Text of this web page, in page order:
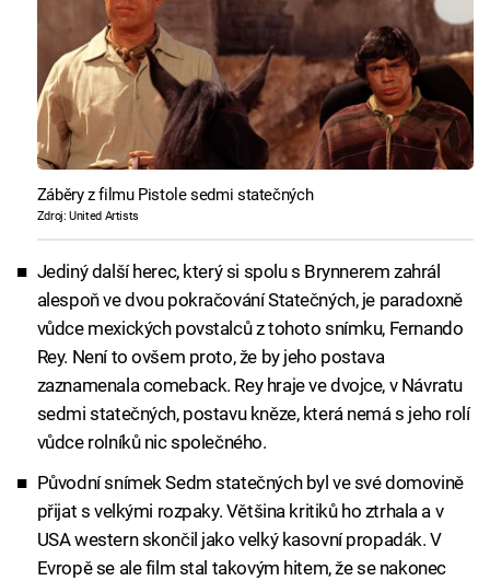
Záběry z filmu Pistole sedmi statečných
Zdroj: United Artists
Jediný další herec, který si spolu s Brynnerem zahrál
alespoň ve dvou pokračování Statečných, je paradoxně
vůdce mexických povstalců z tohoto snímku, Fernando
Rey. Není to ovšem proto, že by jeho postava
zaznamenala comeback. Rey hraje ve dvojce, v Návratu
sedmi statečných, postavu kněze, která nemá s jeho rolí
vůdce rolníků nic společného.
Původní snímek Sedm statečných byl ve své domovině
přijat s velkými rozpaky. Většina kritiků ho ztrhala a v
USA western skončil jako velký kasovní propadák. V
Evropě se ale film stal takovým hitem, že se nakonec